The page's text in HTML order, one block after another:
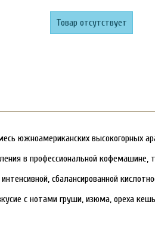
Товар отсутствует
южноамериканских высокогорных
в профессиональной кофемашине,
сбалансированной
с нотами груши, изюма, ореха